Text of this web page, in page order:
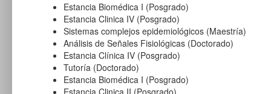
Estancia Biomédica I (Posgrado)
Estancia Clinica IV (Posgrado)
Sistemas complejos epidemiológicos (Maestría)
Análisis de Señales Fisiológicas (Doctorado)
Estancia Clínica IV (Posgrado)
Tutoría (Doctorado)
Estancia Biomédica I (Posgrado)